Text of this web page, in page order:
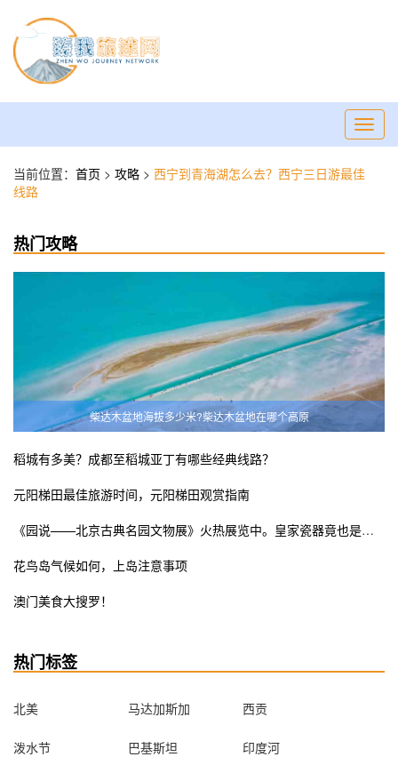
当前位置： 首页 > 攻略 > 西宁到青海湖怎么去？西宁三日游最佳
线路
热门攻略
柴达木盆地海拔多少米?柴达木盆地在哪个高原
稻城有多美？成都至稻城亚丁有哪些经典线路？
元阳梯田最佳旅游时间，元阳梯田观赏指南
《园说——北京古典名园文物展》火热展览中。皇家瓷器竟也是少女粉ins风？错过这次展览遗憾终生
花鸟岛气候如何，上岛注意事项
澳门美食大搜罗！
热门标签
北美 马达加斯加 西贡
泼水节 巴基斯坦 印度河